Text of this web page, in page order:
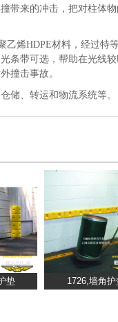
带来的冲击，把对柱体
乙烯HDPE材料，经过特
条带可选，帮助在光线
撞击事故。
储、转运和物流系统等。